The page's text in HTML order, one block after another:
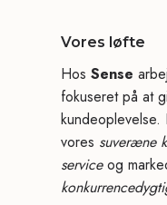
Vores løfte
Hos Sense
fokuseret på at
kundeoplevelse.
vores suveræne
serviceog